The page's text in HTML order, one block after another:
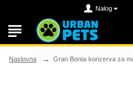
Nalog
Naslovna Gran Bonta konzerva za